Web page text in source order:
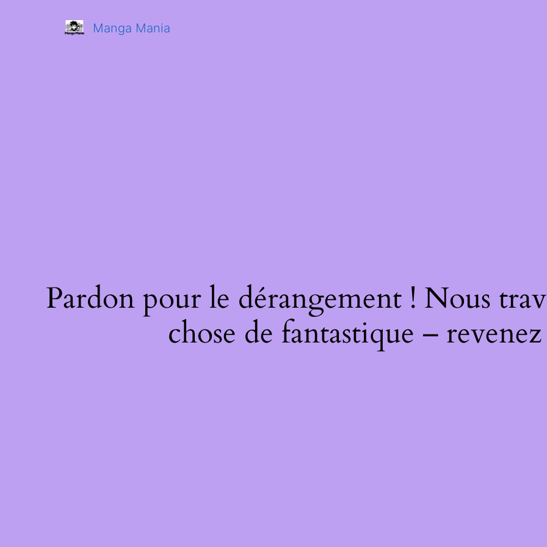
Manga Mania
Pardon pour le dérangement ! Nous
chose de fantastique –